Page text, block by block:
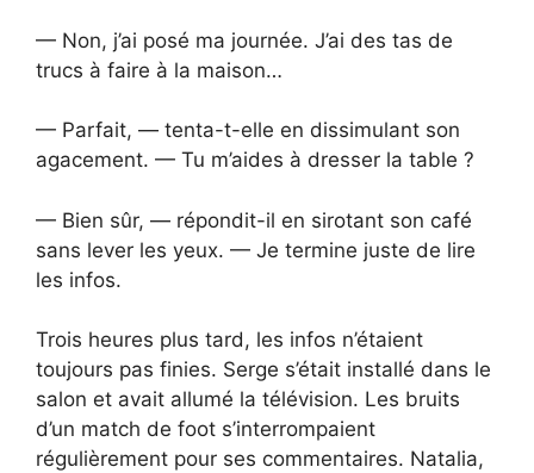
— Non, j’ai posé ma journée. J’ai des tas de
trucs à faire à la maison…
— Parfait, — tenta-t-elle en dissimulant son
agacement. — Tu m’aides à dresser la table ?
— Bien sûr, — répondit-il en sirotant son café
sans lever les yeux. — Je termine juste de lire
les infos.
Trois heures plus tard, les infos n’étaient
toujours pas finies. Serge s’était installé dans le
salon et avait allumé la télévision. Les bruits
d’un match de foot s’interrompaient
régulièrement pour ses commentaires. Natalia,